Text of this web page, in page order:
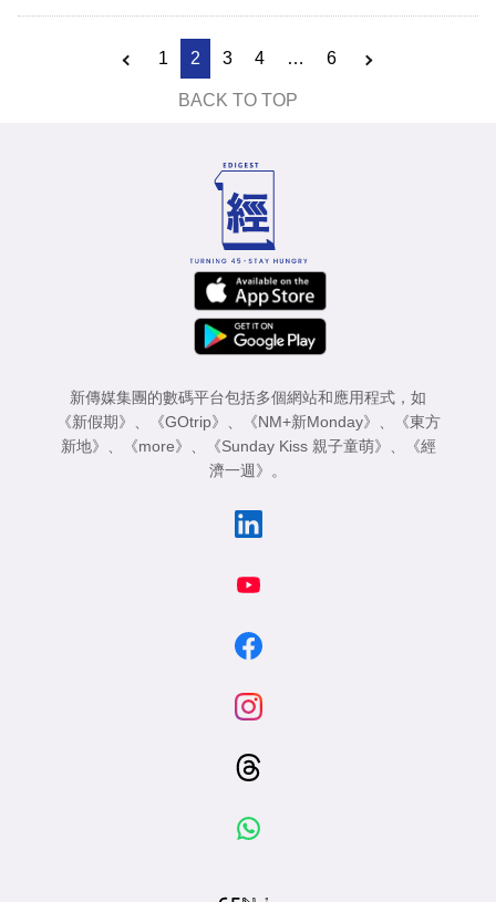
1 2 3 4 … 6
BACK TO TOP
新傳媒集團的數碼平台包括多個網站和應用程式，如
《新假期》 、 《GOtrip》 、 《NM+新Monday》 、
《東方
新地》 、 《more》 、 《Sunday Kiss 親子童萌》 、
《經
濟一週》 。